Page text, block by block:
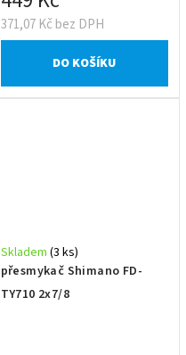
371,07 Kč bez DPH
DO KOŠÍKU
přesmykač Shimano FD-
TY710 2x7/8
Skladem (3 ks)